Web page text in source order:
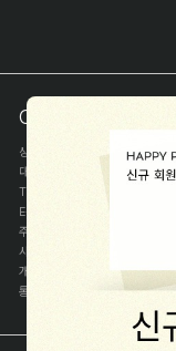
COMPANY INFO
상호
(주)해피
대표
이화진
TEL
E-MAIL
주소
사업자등록번호
개인정보관리자
이화진
통신판매신고번호
제